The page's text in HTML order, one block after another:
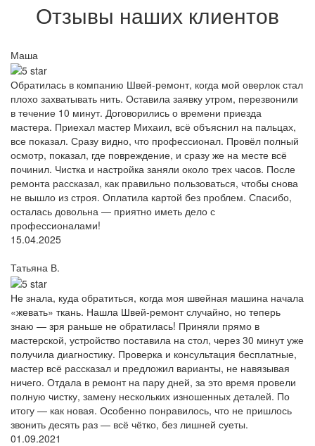
Отзывы наших клиентов
Маша
Обратилась в компанию Швей-ремонт, когда мой оверлок стал
плохо захватывать нить. Оставила заявку утром, перезвонили
в течение 10 минут. Договорились о времени приезда
мастера. Приехал мастер Михаил, всё объяснил на пальцах,
все показал. Сразу видно, что профессионал. Провёл полный
осмотр, показал, где повреждение, и сразу же на месте всё
починил. Чистка и настройка заняли около трех часов. После
ремонта рассказал, как правильно пользоваться, чтобы снова
не вышло из строя. Оплатила картой без проблем. Спасибо,
осталась довольна — приятно иметь дело с
профессионалами!
15.04.2025
Татьяна В.
Не знала, куда обратиться, когда моя швейная машина начала
«жевать» ткань. Нашла Швей-ремонт случайно, но теперь
знаю — зря раньше не обратилась! Приняли прямо в
мастерской, устройство поставила на стол, через 30 минут уже
получила диагностику. Проверка и консультация бесплатные,
мастер всё рассказал и предложил варианты, не навязывая
ничего. Отдала в ремонт на пару дней, за это время провели
полную чистку, замену нескольких изношенных деталей. По
итогу — как новая. Особенно понравилось, что не пришлось
звонить десять раз — всё чётко, без лишней суеты.
01.09.2021